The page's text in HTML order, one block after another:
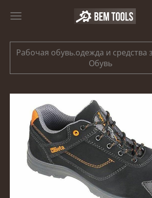
Рабочая обувь.одежда и средства
Обувь